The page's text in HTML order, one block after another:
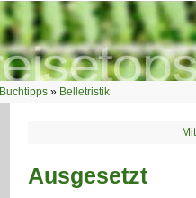
Buchtipps » Belletristik
Ausgesetzt